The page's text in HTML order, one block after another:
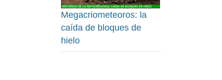
Megacriometeoros: la
caída de bloques de
hielo